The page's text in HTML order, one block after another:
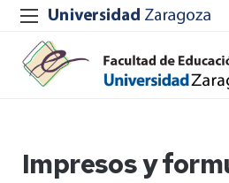
Impresos y